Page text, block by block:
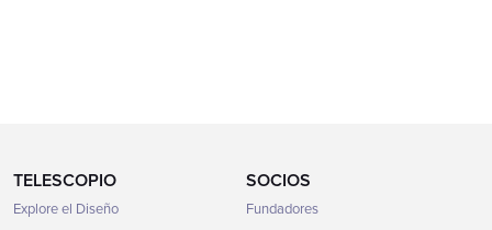
TELESCOPIO
Explore el Diseño
SOCIOS
Fundadores